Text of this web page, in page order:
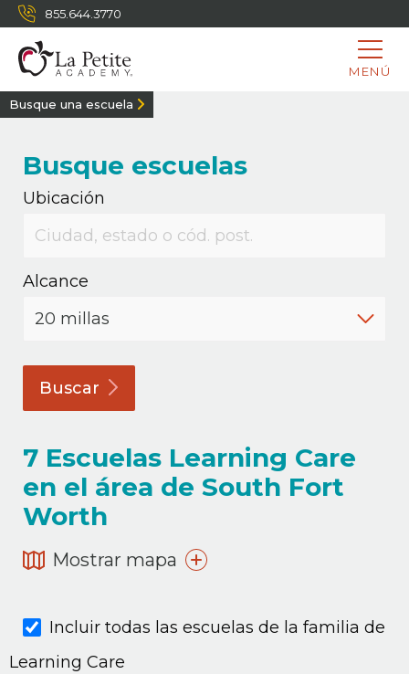
855.644.3770
MENÚ
Busque una escuela
Busque escuelas
Ubicación
Alcance
Buscar
7 Escuelas Learning Care
en el área de South Fort
Worth
Mostrar mapa
Incluir todas las escuelas de la familia de
Learning Care